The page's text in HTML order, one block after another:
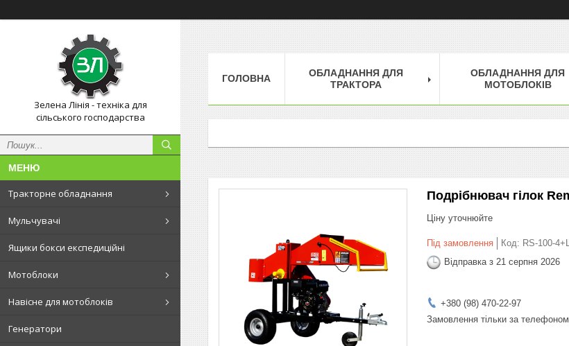
Зелена Лінія - техніка для
сільського господарства
Тракторне обладнання
Мульчувачі
Ящики бокси експедиційні
Мотоблоки
Навісне для мотоблоків
Генератори
ГОЛОВНА
ОБЛАДНАННЯ ДЛЯ
ТРАКТОРА
ОБЛАДНАННЯ ДЛЯ
МОТОБЛОКІВ
Подрібнювач гілок
Ціну уточнюйте
Під замовлення Код: RS-100-4+Ш
Відправка з 21 серпня 2026
+380 (98) 470-22-97
Замовлення тільки за телефоном